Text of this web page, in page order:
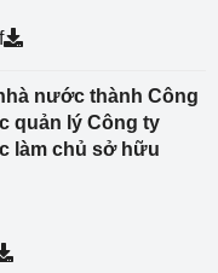
nước thành Công
quản lý Công ty
làm chủ sở hữu